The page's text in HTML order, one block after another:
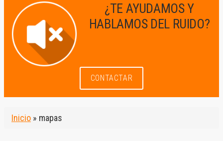
¿TE AYUDAMOS Y
HABLAMOS DEL RUIDO?
CONTACTAR
Inicio » mapas